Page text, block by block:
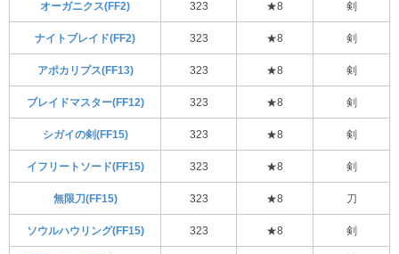
オーガニクス(FF2) 323 ★8 剣
ナイトブレイド(FF2) 323 ★8 剣
アポカリプス(FF13) 323 ★8 剣
ブレイドマスター(FF12) 323 ★8 剣
シガイの剣(FF15) 323 ★8 剣
イフリートソード(FF15) 323 ★8 剣
無限刀(FF15) 323 ★8 刀
ソウルハウリング(FF15) 323 ★8 剣